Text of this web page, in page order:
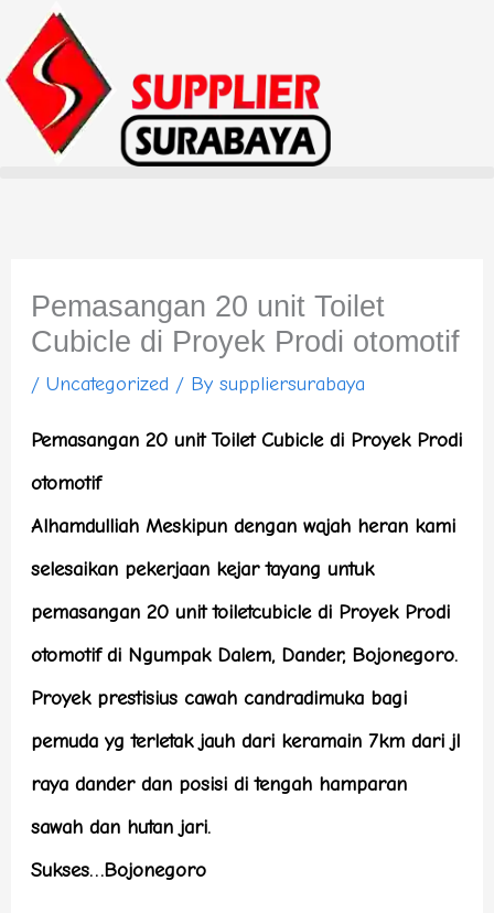
to
content
Pemasangan 20 unit Toilet
Cubicle di Proyek Prodi otomotif
/Uncategorized / Bysuppliersurabaya
Pemasangan 20 unit Toilet Cubicle di Proyek Prodi
otomotif
Alhamdulliah Meskipun dengan wajah heran kami
selesaikan pekerjaan kejar tayang untuk
pemasangan 20 unit toiletcubicle di Proyek Prodi
otomotif di Ngumpak Dalem, Dander, Bojonegoro.
Proyek prestisius cawah candradimuka bagi
pemuda yg terletak jauh dari keramain 7km dari jl
raya dander dan posisi di tengah hamparan
sawah dan hutan jari.
Sukses…Bojonegoro